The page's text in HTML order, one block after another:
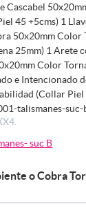
Cascabel
45 +5cms) 1
50x20mm Color
25mm) 1 Arete
Color
e Intencionado
(Collar Piel
talismanes-suc-
suc B
o Cobra